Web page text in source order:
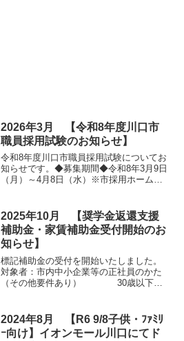
2026年3月 【令和8年度川口市
職員採用試験のお知らせ】
令和8年度川口市職員採用試験についてお
知らせです。◆募集期間◆令和8年3月9日
（月）～4月8日（水）※市採用ホームペ
年募集をしています。◆試験日程◆【一
次面接試験】令...
2025年10月 【奨学金返還支援
補助金・家賃補助金受付開始のお
知らせ】
標記補助金の受付を開始いたしました。
対象者：市内中小企業等の正社員のかた
（その他要件あり） 30歳以下の
間：令和6年10月1日～令和7年9月30日の
1年間の...
2024年8月 【R6 9/8子供・ﾌｧﾐﾘ
ｰ向け】イオンモール川口にてド